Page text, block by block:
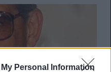
Personal Information